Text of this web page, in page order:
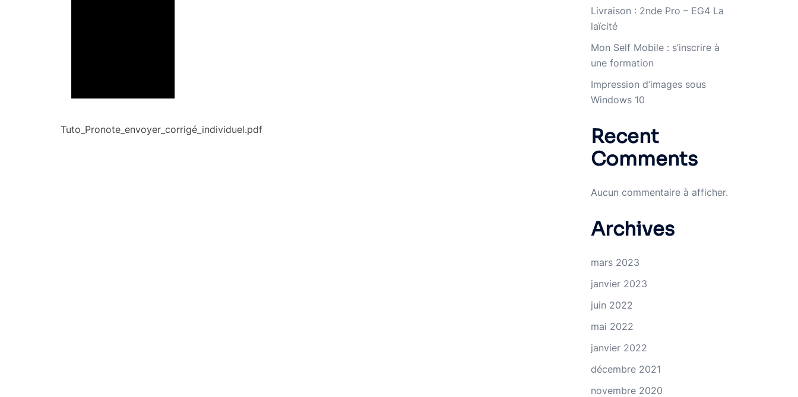
Tuto_Pronote_envoyer_corrigé_individuel.pdf
Livraison : 2nde Pro – EG4 La
laïcité
Mon Self Mobile : s’inscrire à
une formation
Impression d’images sous
Windows 10
Recent
Comments
Aucun commentaire à afficher.
Archives
mars 2023
janvier 2023
juin 2022
mai 2022
janvier 2022
décembre 2021
novembre 2020